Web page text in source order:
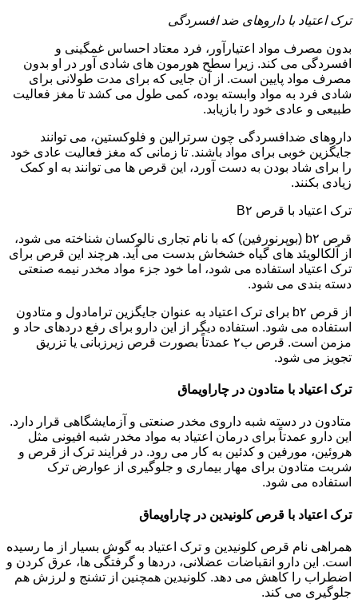
ترک اعتیاد با داروهای ضد افسردگی
بدون مصرف مواد اعتیارآور، فرد معتاد احساس غمگینی و
افسردگی می کند. زیرا سطح هورمون های شادی آور در او بدون
مصرف مواد پایین است. از آن جایی که برای مدت طولانی برای
شادی فرد به مواد وابسته بوده، کمی طول می کشد تا مغز فعالیت
طبیعی و عادی خود را بازیابد.
داروهای ضدافسردگی چون سرترالین و فلوکستین، می توانند
جایگزین خوبی برای مواد باشند. تا زمانی که مغز فعالیت عادی خود
را برای شاد بودن به دست آورد، این قرص ها می توانند به او کمک
زیادی بکنند.
ترک اعتیاد با قرص B۲
قرص b۲ (بوپرنورفین) که با نام تجاری نالوکسان شناخته می شود،
از آلکالویئد های گیاه خشخاش بدست می آید. هرچند این قرص برای
ترک اعتیاد استفاده می شود، اما خود جزء مواد مخدر نیمه صنعتی
دسته بندی می شود.
از قرص b۲ برای ترک اعتیاد به عنوان جایگزین ترامادول و متادون
استفاده می شود. استفاده دیگر از این دارو برای رفع دردهای حاد و
مزمن است. قرص ب۲ عمدتاً بصورت قرص زیرزبانی یا تزریق
تجویز می شود.
ترک اعتیاد با متادون در چاراویماق
متادون در دسته شبه داروی مخدر صنعتی و آزمایشگاهی قرار دارد.
این دارو عمدتاً برای درمان اعتیاد به مواد مخدر شبه افیونی مثل
هروئین، مورفین و کدئین به کار می رود. در فرایند ترک از قرص و
شربت متادون برای مهار بیماری و جلوگیری از عوارض ترک
استفاده می شود.
ترک اعتیاد با قرص کلونیدین در چاراویماق
همراهی نام قرص کلونیدین و ترک اعتیاد به گوش بسیار از ما رسیده
است. این دارو انقباضات عضلانی، دردها و گرفتگی ها، عرق کردن و
اضطراب را کاهش می دهد. کلونیدین همچنین از تشنج و لرزش هم
جلوگیری می کند.